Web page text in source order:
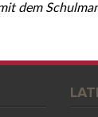
dem